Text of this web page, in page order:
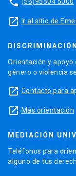
launch Ir al sitio de
Orientación y apoyo
género o violencia
launch Contacto para
launch Más orientación
MEDIACIÓN
Teléfonos para
alguno de tus